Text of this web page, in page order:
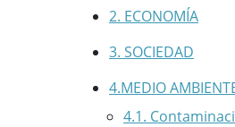
2. ECONOMÍA
3. SOCIEDAD
4.MEDIO
4.1.